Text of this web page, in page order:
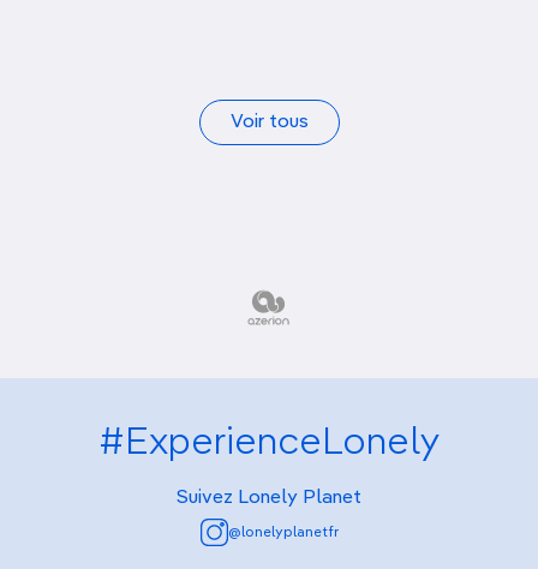
Voir tous
#ExperienceLonely
Suivez Lonely Planet
@lonelyplanetfr